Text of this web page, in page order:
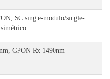
SC single-módulo/single-
GPON Rx 1490nm